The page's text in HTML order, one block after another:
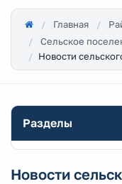
Главная
Сельское
Новости
Разделы
Новости